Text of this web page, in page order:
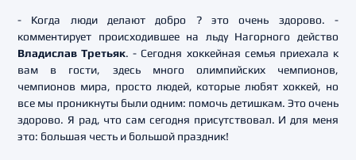
- Когда люди делают добро ? это очень здорово. -
комментирует происходившее на льду Нагорного действо
Владислав Третьяк. - Сегодня хоккейная семья приехала к
вам в гости, здесь много олимпийских чемпионов,
чемпионов мира, просто людей, которые любят хоккей, но
все мы проникнуты были одним: помочь детишкам. Это очень
здорово. Я рад, что сам сегодня присутствовал. И для меня
это: большая честь и большой праздник!